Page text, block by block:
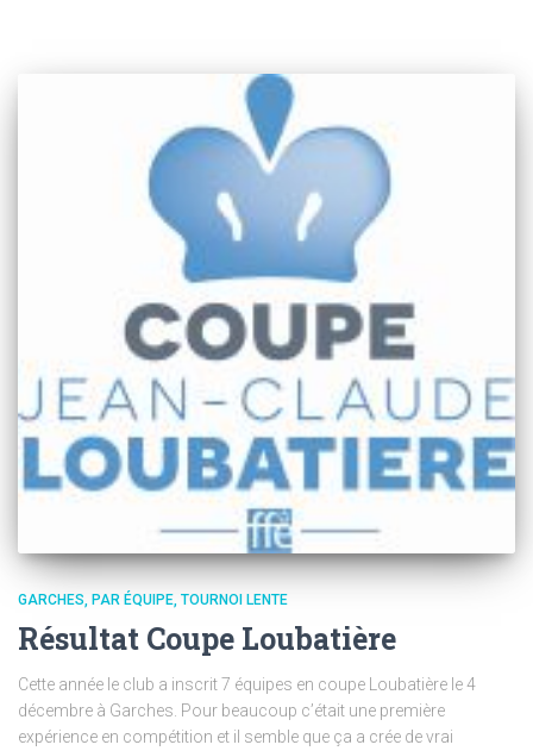
GARCHES PAR ÉQUIPE TOURNOI LENTE
Résultat Coupe Loubatière
Cette année le club a inscrit 7 équipes en coupe Loubatière le 4
décembre à Garches. Pour beaucoup c’était une première
expérience en compétition et il semble que ça a crée de vrai